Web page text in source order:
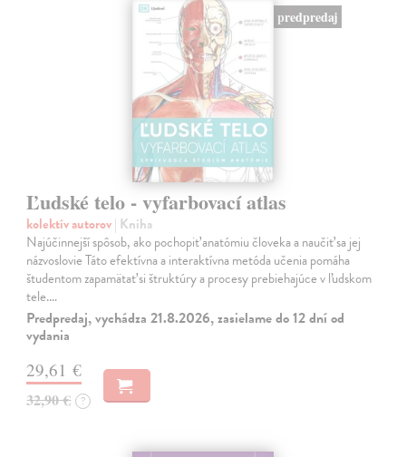
predpredaj
Ľudské telo - vyfarbovací atlas
kolektív autorov| Kniha
Najúčinnejší spôsob, ako pochopiť anatómiu človeka a naučiť sa jej
názvoslovie Táto efektívna a interaktívna metóda učenia pomáha
študentom zapamätať si štruktúry a procesy prebiehajúce v ľudskom
tele.…
Predpredaj, vychádza 21.8.2026, zasielame do 12 dní od
vydania
29,61 €
32,90 € ?